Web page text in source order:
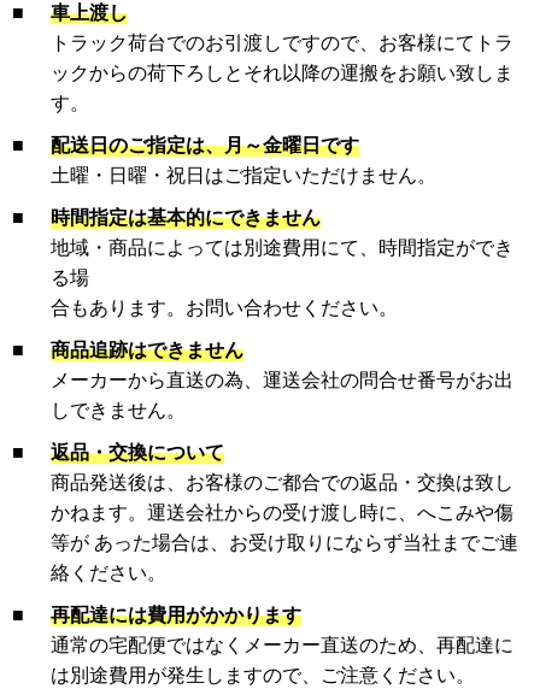
■
車上渡し
トラック荷台でのお引渡しですので、お客様にてトラ
ックからの荷下ろしとそれ以降の運搬をお願い致しま
す。
■
配送日のご指定は、月～金曜日です
土曜・日曜・祝日はご指定いただけません。
■
時間指定は基本的にできません
地域・商品によっては別途費用にて、時間指定ができ
る場
合もあります。お問い合わせください。
■
商品追跡はできません
メーカーから直送の為、運送会社の問合せ番号がお出
しできません。
■
返品・交換について
商品発送後は、お客様のご都合での返品・交換は致し
かねます。運送会社からの受け渡し時に、へこみや傷
等が あった場合は、お受け取りにならず当社までご連
絡ください。
■
再配達には費用がかかります
通常の宅配便ではなくメーカー直送のため、再配達に
は別途費用が発生しますので、ご注意ください。